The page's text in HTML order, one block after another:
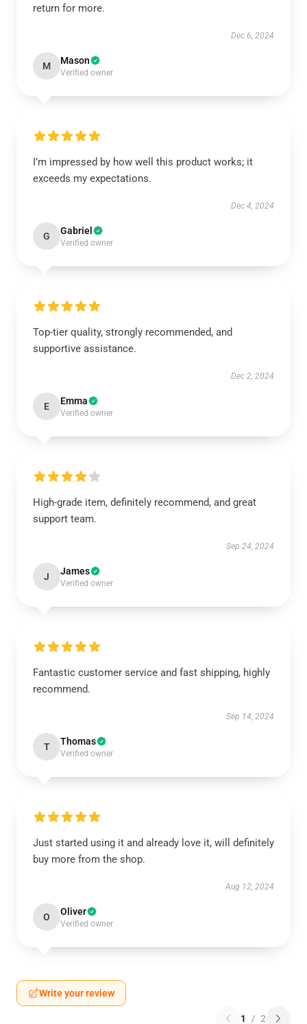
return for more.
Dec 6, 2024
M Mason
Verified owner
I’m impressed by how well this product works; it
exceeds my expectations.
Dec 4, 2024
G Gabriel
Verified owner
Top-tier quality, strongly recommended, and
supportive assistance.
Dec 2, 2024
E Emma
Verified owner
High-grade item, definitely recommend, and great
support team.
Sep 24, 2024
J James
Verified owner
Fantastic customer service and fast shipping, highly
recommend.
Sep 14, 2024
T Thomas
Verified owner
Just started using it and already love it, will definitely
buy more from the shop.
Aug 12, 2024
O Oliver
Verified owner
Write your review
1 / 2